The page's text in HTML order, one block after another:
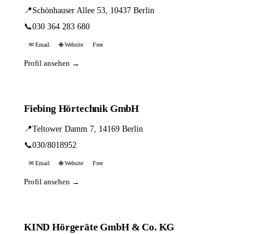
📍Schönhauser Allee 53, 10437 Berlin
📞030 364 283 680
✉ Email 🌐 Website Free
Profil ansehen →
Fiebing Hörtechnik GmbH
📍Teltower Damm 7, 14169 Berlin
📞030/8018952
✉ Email 🌐 Website Free
Profil ansehen →
KIND Hörgeräte GmbH & Co. KG